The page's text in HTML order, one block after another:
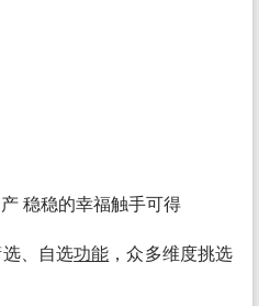
稳稳的幸福触手可得
、自选功能 ，众多维度挑选